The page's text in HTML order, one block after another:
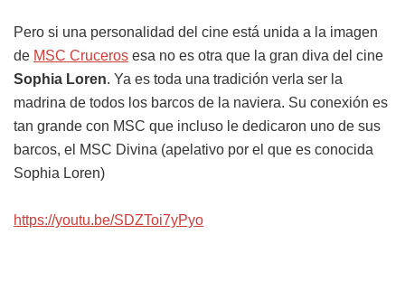
Pero si una personalidad del cine está unida a la imagen
de MSC Cruceros esa no es otra que la gran diva del cine
Sophia Loren. Ya es toda una tradición verla ser la
madrina de todos los barcos de la naviera. Su conexión es
tan grande con MSC que incluso le dedicaron uno de sus
barcos, el MSC Divina (apelativo por el que es conocida
Sophia Loren)
https://youtu.be/SDZToi7yPyo